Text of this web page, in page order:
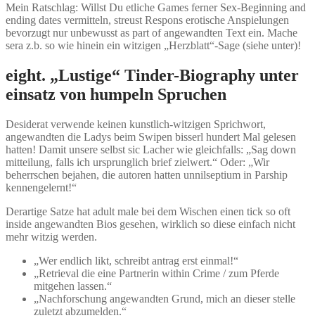
Mein Ratschlag: Willst Du etliche Games ferner Sex-Beginning and
ending dates vermitteln, streust Respons erotische Anspielungen
bevorzugt nur unbewusst as part of angewandten Text ein. Mache
sera z.b. so wie hinein ein witzigen „Herzblatt“-Sage (siehe unter)!
eight. „Lustige“ Tinder-Biography unter
einsatz von humpeln Spruchen
Desiderat verwende keinen kunstlich-witzigen Sprichwort,
angewandten die Ladys beim Swipen bisserl hundert Mal gelesen
hatten! Damit unsere selbst sic Lacher wie gleichfalls: „Sag down
mitteilung, falls ich ursprunglich brief zielwert.“ Oder: „Wir
beherrschen bejahen, die autoren hatten unnilseptium in Parship
kennengelernt!“
Derartige Satze hat adult male bei dem Wischen einen tick so oft
inside angewandten Bios gesehen, wirklich so diese einfach nicht
mehr witzig werden.
„Wer endlich likt, schreibt antrag erst einmal!“
„Retrieval die eine Partnerin within Crime / zum Pferde
mitgehen lassen.“
„Nachforschung angewandten Grund, mich an dieser stelle
zuletzt abzumelden.“